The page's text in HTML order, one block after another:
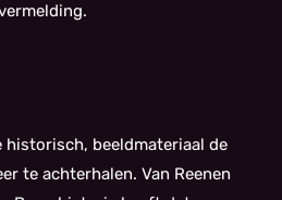
historisch, beeldmateriaal de
te achterhalen. Van Reenen